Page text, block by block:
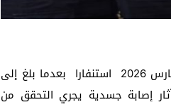
علمت ” أخبار سطات ” أن مصالح ولاية أمن سطات عرفت ليلة الجمعة 20 مارس 2026 استنفارا بعدما بلغ إلى
إصابة جسدية يجري التحقق من